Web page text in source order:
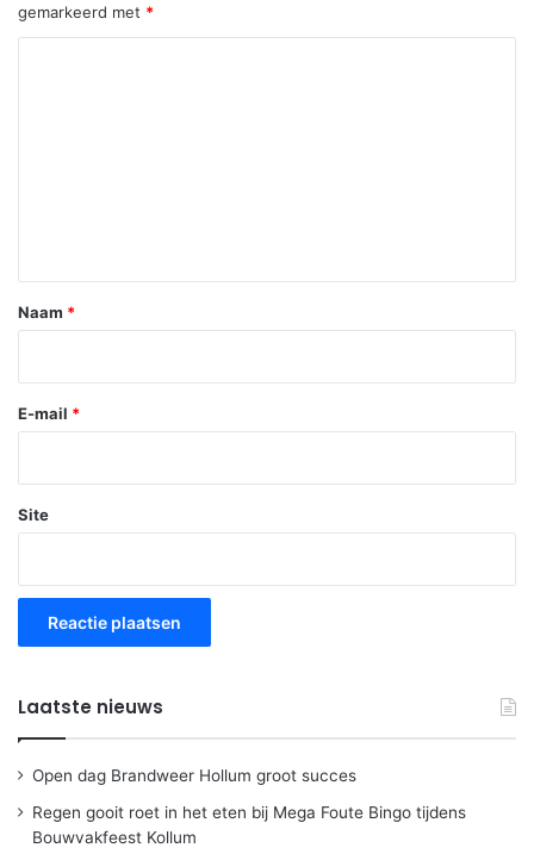
gemarkeerd met *
*
Naam *
E-mail *
Site
Laatste nieuws
Open dag Brandweer Hollum groot succes
Regen gooit roet in het eten bij Mega Foute Bingo tijdens
Bouwvakfeest Kollum